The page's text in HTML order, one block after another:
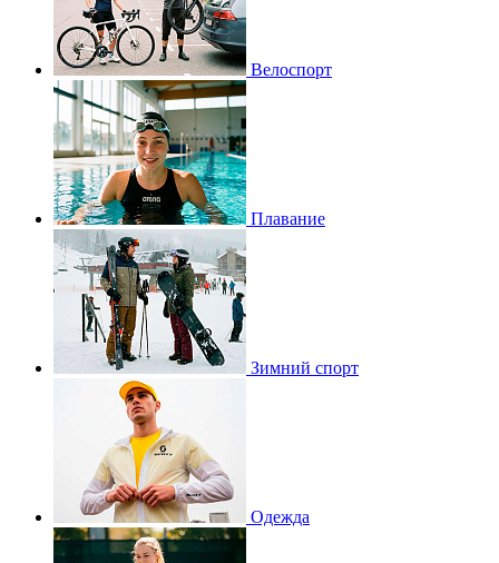
Велоспорт
Плавание
Зимний спорт
Одежда